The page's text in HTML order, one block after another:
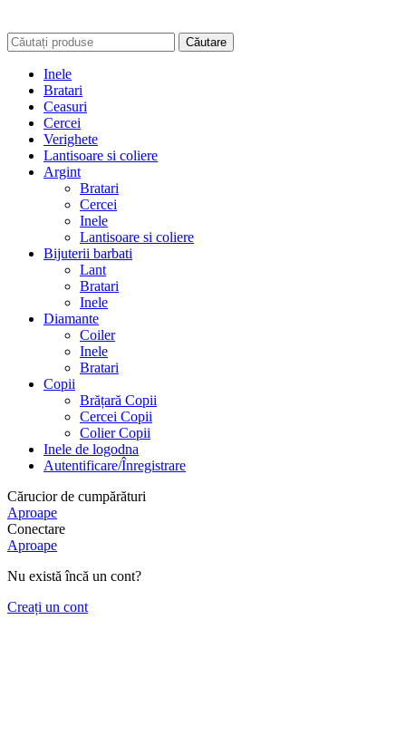
Căutare
Inele
Bratari
Ceasuri
Cercei
Verighete
Lantisoare si coliere
Argint
Bratari
Cercei
Inele
Lantisoare si coliere
Bijuterii barbati
Lant
Bratari
Inele
Diamante
Coiler
Inele
Bratari
Copii
Brățară Copii
Cercei Copii
Colier Copii
Inele de logodna
Autentificare/Înregistrare
Cărucior de cumpărături
Aproape
Conectare
Aproape
Nu există încă un cont?
Creați un cont